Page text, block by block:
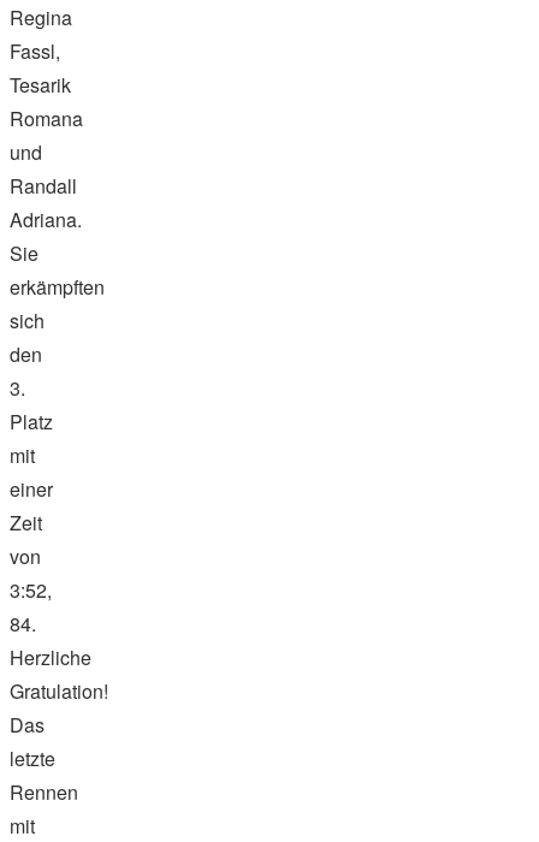
Regina
Fassl,
Tesarik
Romana
und
Randall
Adriana.
Sie
erkämpften
sich
den
3.
Platz
mit
einer
Zeit
von
3:52,
84.
Herzliche
Gratulation!
Das
letzte
Rennen
mit